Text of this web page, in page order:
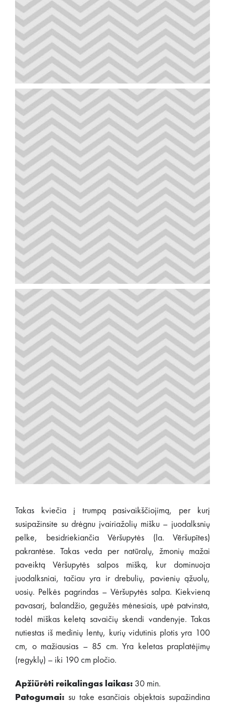
Takas kviečia į trumpą pasivaikščiojimą, per kurį
susipažinsite su drėgnu įvairiažolių mišku – juodalksnių
pelke, besidriekiančia Vėršupytės (la. Vēršupītes)
pakrantėse. Takas veda per natūralų, žmonių mažai
paveiktą Vėršupytės salpos mišką, kur dominuoja
juodalksniai, tačiau yra ir drebulių, pavienių ąžuolų,
uosių. Pelkės pagrindas – Vėršupytės salpa. Kiekvieną
pavasarį, balandžio, gegužės mėnesiais, upė patvinsta,
todėl miškas keletą savaičių skendi vandenyje. Takas
nutiestas iš medinių lentų, kurių vidutinis plotis yra 100
cm, o mažiausias – 85 cm. Yra keletas praplatėjimų
(regyklų) – iki 190 cm pločio.
Apžiūrėti reikalingas laikas: 30 min.
Patogumai: su take esančiais objektais supažindina